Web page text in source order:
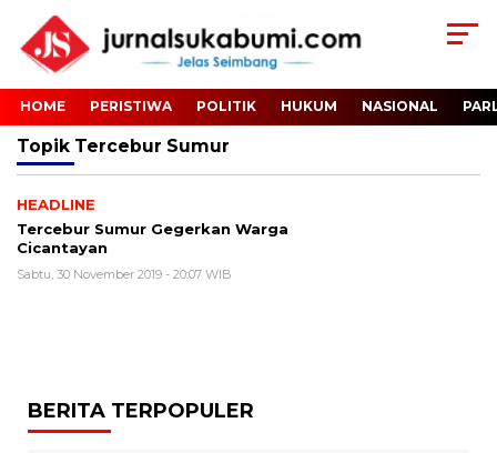
HOME PERISTIWA POLITIK HUKUM NASIONAL
Topik Tercebur Sumur
HEADLINE
Tercebur Sumur Gegerkan Warga
Cicantayan
Sabtu, 30 November 2019 - 20:07 WIB
BERITA TERPOPULER